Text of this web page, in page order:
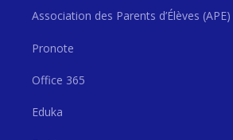
Association des Parents d’Élèves (APE)
Pronote
Office 365
Eduka